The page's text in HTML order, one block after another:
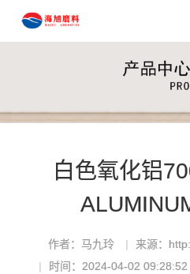
白色氧化铝
作者：马九玲
来源：
时间：2024-04-02 09:28:52